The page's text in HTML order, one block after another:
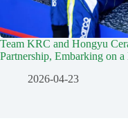
Team KRC and Hongyu
Partnership, Embarking on
2026-04-23